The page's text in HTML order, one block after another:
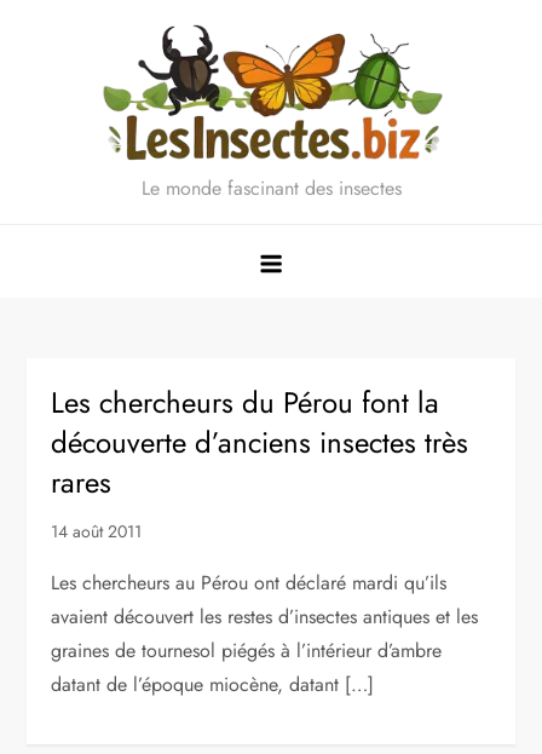
Le monde fascinant des insectes
Les chercheurs du Pérou font la
découverte d’anciens insectes très
rares
14 août 2011
Les chercheurs au Pérou ont déclaré mardi qu’ils
avaient découvert les restes d’insectes antiques et les
graines de tournesol piégés à l’intérieur d’ambre
datant de l’époque miocène, datant […]